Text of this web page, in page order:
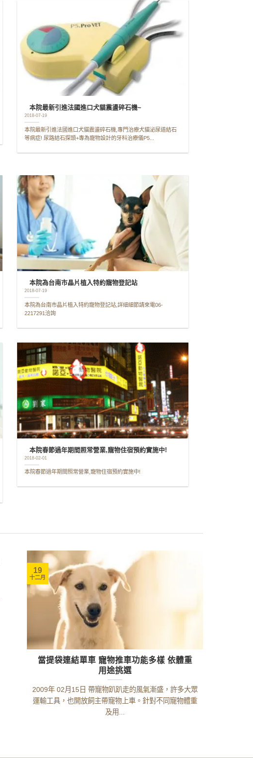
本院最新引進法國進口犬貓震盪碎石機~
2018-07-19
本院最新引進法國進口犬貓震盪碎石機,專門治療犬貓泌尿道結石
等病症! 尿路結石探頭+專為寵物設計的牙科治療儀P5...
本院為台南市晶片植入特約寵物登記站
2018-07-19
本院為台南市晶片植入特約寵物登記站,詳細細節請來電06-
2217291洽詢
本院春節過年期間照常營業,寵物住宿預約實施中!
2018-02-01
本院春節過年期間照常營業,寵物住宿預約實施中!
當提袋連結單車 寵物推車功能多樣 依體重
用途挑選
2009年 02月15日 帶寵物趴趴走的風氣漸盛，許多大眾
運輸工具，也開放飼主帶寵物上車。針對不同寵物體重
及用...
19
十二月